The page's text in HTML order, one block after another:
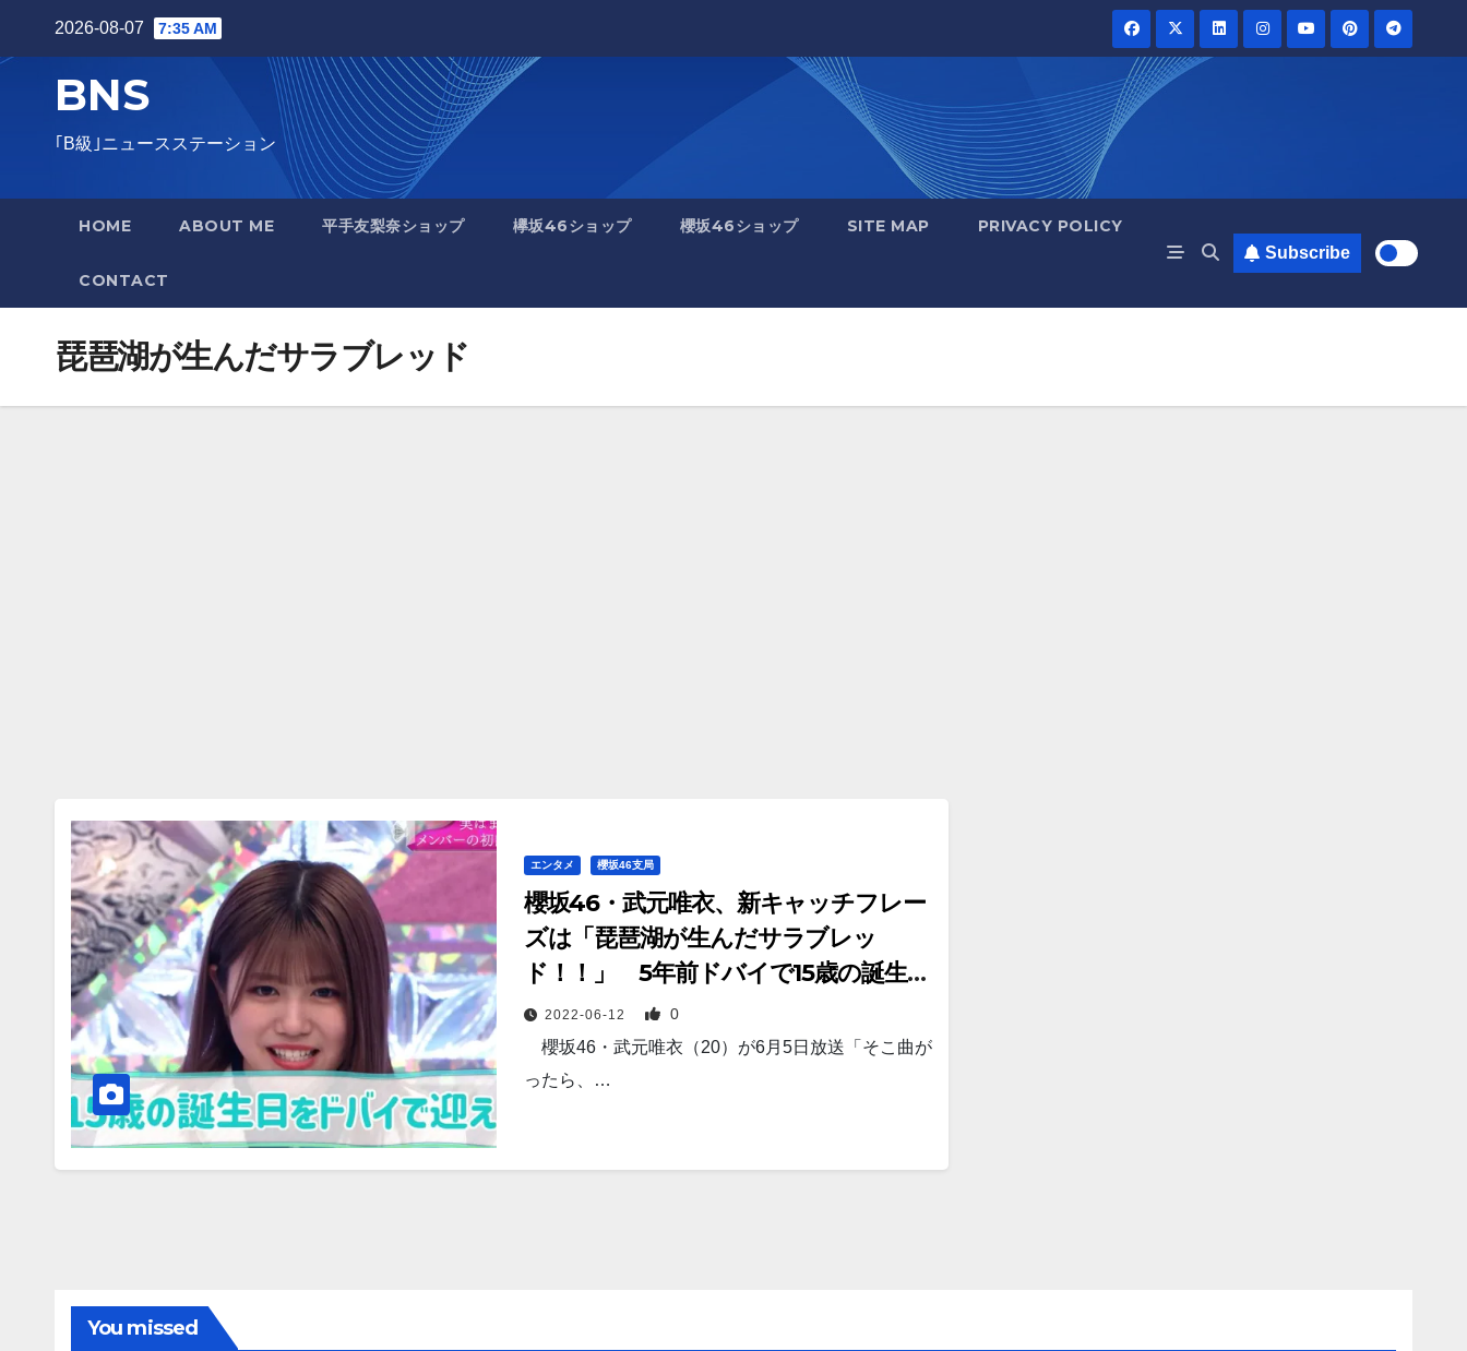
2026-08-07 7:35 AM
BNS
｢B級｣ニュースステーション
HOME ABOUT ME 平手友梨奈ショップ 欅坂46ショップ 櫻坂46ショップ SITE MAP PRIVACY POLICY
CONTACT
Subscribe
琵琶湖が生んだサラブレッド
エンタメ 櫻坂46支局
櫻坂46・武元唯衣、新キャッチフレー
ズは「琵琶湖が生んだサラブレッ
ド！！」 5年前ドバイで15歳の誕生パ
ーティー「うちの厩舎の馬が…」
【「なんで言わねえんだよ！！」エピ
ソード②】
2022-06-12 0
櫻坂46・武元唯衣（20）が6月5日放送「そこ曲が
ったら、…
You missed